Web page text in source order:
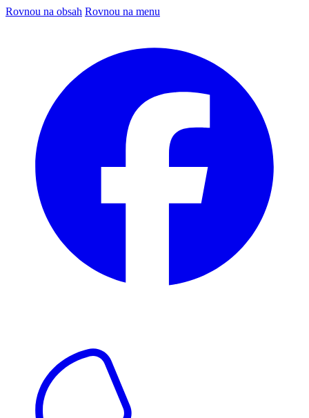
Rovnou na obsah Rovnou na menu